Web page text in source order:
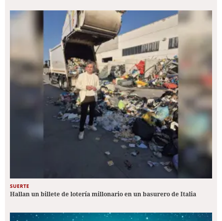
SUERTE
Hallan un billete de lotería millonario en un basurero de Italia